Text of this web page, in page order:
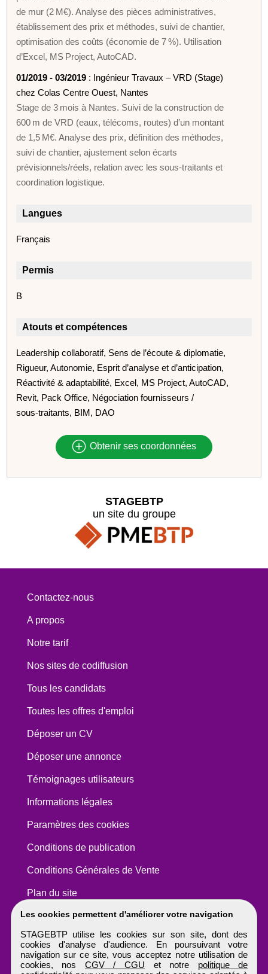
de mur (2 M€). Analyse des pièces administratives,
établissement des prix et méthodes, suivi de chantier,
optimisation des coûts (économie de 7 %). Utilisation
d’Excel, MS Project, AutoCAD.
01/2019 - 03/2019 : Ingénieur Travaux – VRD (Stage)
chez Colas Centre Ouest, Nantes
Stage de 3 mois à Nantes. Suivi de la construction de
600 m de VRD (eaux, télécoms, routes) d’un montant
de 1,5 M€. Analyse des prix, définition des méthodes,
suivi de chantier, ajustement selon écarts
prévisionnels/réels, relation avec les sous‑traitants et
coordination logistique.
Langues
Français
Permis
B
Atouts et compétences
Leadership collaboratif, Sens de l’écoute & diplomatie,
Rigueur, Autonomie, Esprit d’analyse et d’anticipation,
Réactivité & adaptabilité, Excel, MS Project, AutoCAD,
Revit, Pack Office, Négociation fournisseurs /
sous‑traitants, BIM, DAO
Obtenir ses coordonnées
Les cookies permettent d'améliorer votre navigation
STAGEBTP utilise les cookies sur son site, dont des
cookies d'analyse d'audience. En poursuivant votre
navigation sur ce site, vous acceptez notre utilisation de
cookies, nos CGV / CGU et notre politique de
STAGEBTP
un site du groupe
Contactez-nous
A propos
Notre tarif
Nos sites de codiffusion
Tous les candidats
Toutes les offres d'emploi
Déposer un CV
Déposer une annonce
Témoignages utilisateurs
Informations légales
Paramètres des cookies
Conditions de publication
Conditions Générales de Vente
Plan du site